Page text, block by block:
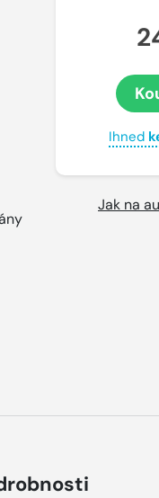
Ihned
Jak na